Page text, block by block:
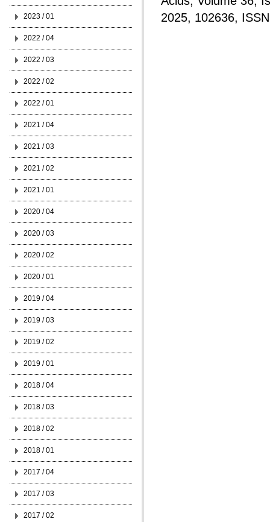
2025, 102636,
2023 / 01
2022 / 04
2022 / 03
2022 / 02
2022 / 01
2021 / 04
2021 / 03
2021 / 02
2021 / 01
2020 / 04
2020 / 03
2020 / 02
2020 / 01
2019 / 04
2019 / 03
2019 / 02
2019 / 01
2018 / 04
2018 / 03
2018 / 02
2018 / 01
2017 / 04
2017 / 03
2017 / 02